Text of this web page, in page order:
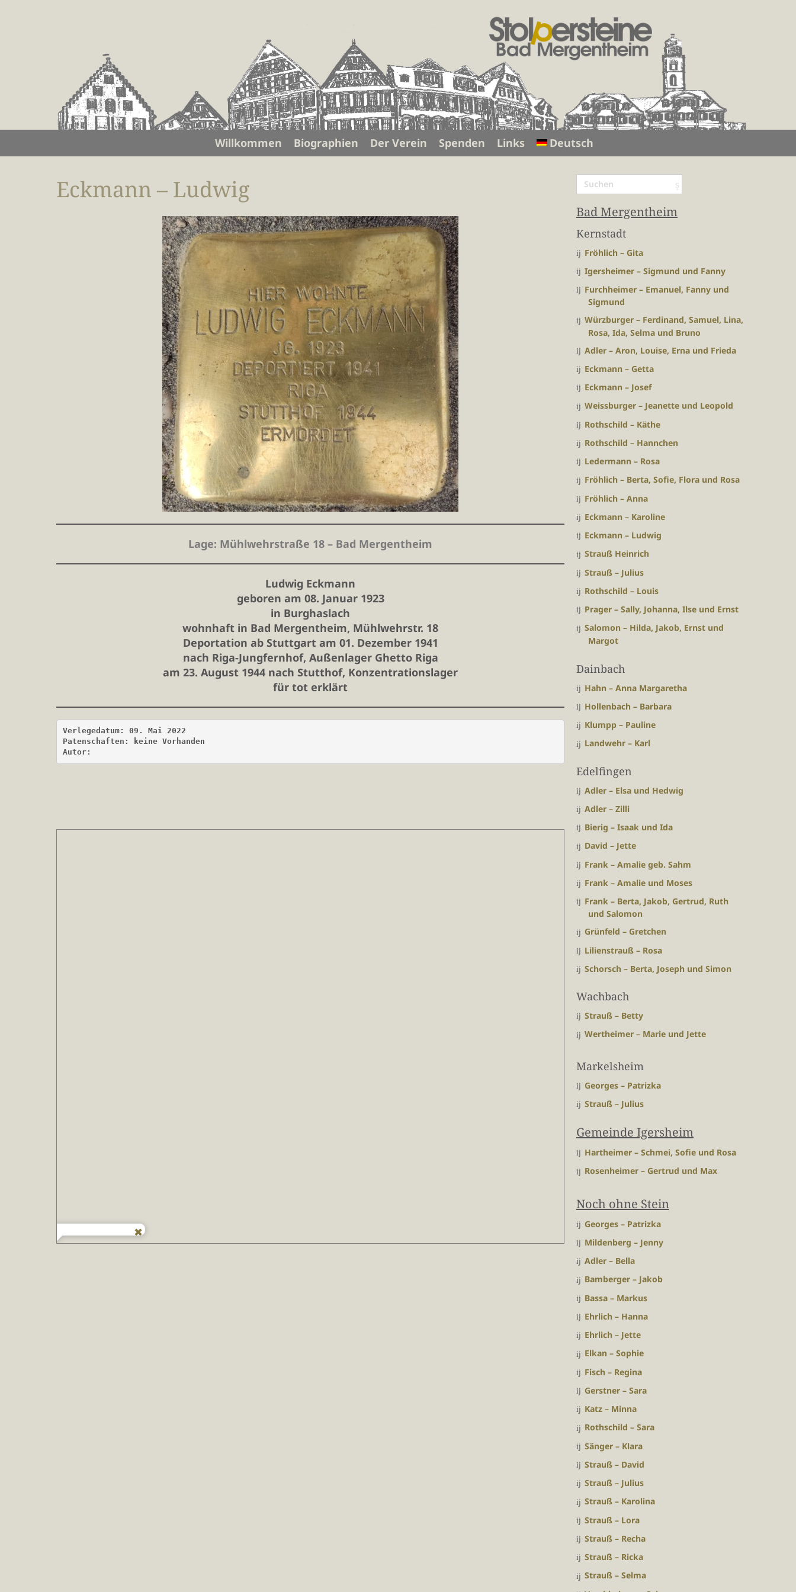
Willkommen Biographien Der Verein Spenden Links Deutsch
Eckmann – Ludwig
Lage: Mühlwehrstraße 18 – Bad Mergentheim
Ludwig Eckmann
geboren am 08. Januar 1923
in Burghaslach
wohnhaft in Bad Mergentheim, Mühlwehrstr. 18
Deportation ab Stuttgart am 01. Dezember 1941
nach Riga-Jungfernhof, Außenlager Ghetto Riga
am 23. August 1944 nach Stutthof, Konzentrationslager
für tot erklärt
Verlegedatum: 09. Mai 2022
Patenschaften: keine Vorhanden
Autor:
Bad Mergentheim
Kernstadt
Fröhlich – Gita
Igersheimer – Sigmund und Fanny
Furchheimer – Emanuel, Fanny und
Sigmund
Würzburger – Ferdinand, Samuel, Lina,
Rosa, Ida, Selma und Bruno
Adler – Aron, Louise, Erna und Frieda
Eckmann – Getta
Eckmann – Josef
Weissburger – Jeanette und Leopold
Rothschild – Käthe
Rothschild – Hannchen
Ledermann – Rosa
Fröhlich – Berta, Sofie, Flora und Rosa
Fröhlich – Anna
Eckmann – Karoline
Eckmann – Ludwig
Strauß Heinrich
Strauß – Julius
Rothschild – Louis
Prager – Sally, Johanna, Ilse und Ernst
Salomon – Hilda, Jakob, Ernst und
Margot
Dainbach
Hahn – Anna Margaretha
Hollenbach – Barbara
Klumpp – Pauline
Landwehr – Karl
Edelfingen
Adler – Elsa und Hedwig
Adler – Zilli
Bierig – Isaak und Ida
David – Jette
Frank – Amalie geb. Sahm
Frank – Amalie und Moses
Frank – Berta, Jakob, Gertrud, Ruth
und Salomon
Grünfeld – Gretchen
Lilienstrauß – Rosa
Schorsch – Berta, Joseph und Simon
Wachbach
Strauß – Betty
Wertheimer – Marie und Jette
Markelsheim
Georges – Patrizka
Strauß – Julius
Gemeinde Igersheim
Hartheimer – Schmei, Sofie und Rosa
Rosenheimer – Gertrud und Max
Noch ohne Stein
Georges – Patrizka
Mildenberg – Jenny
Adler – Bella
Bamberger – Jakob
Bassa – Markus
Ehrlich – Hanna
Ehrlich – Jette
Elkan – Sophie
Fisch – Regina
Gerstner – Sara
Katz – Minna
Rothschild – Sara
Sänger – Klara
Strauß – David
Strauß – Julius
Strauß – Karolina
Strauß – Lora
Strauß – Recha
Strauß – Ricka
Strauß – Selma